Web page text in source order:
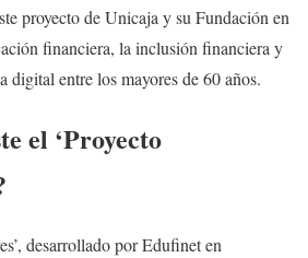
proyecto de Unicaja y su Fundación en
financiera, la inclusión financiera y
digital entre los mayores de 60 años.
el ‘Proyecto
desarrollado por Edufinet en